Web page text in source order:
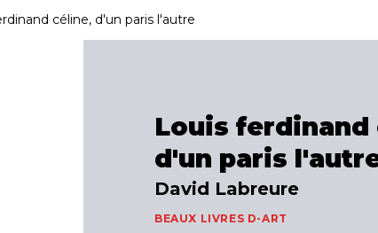
céline, d'un paris l'autre
Louis ferdinand
d'un paris
David Labreure
BEAUX LIVRES D-ART